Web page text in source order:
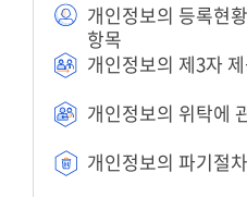
개인정보의 등록현
항목
개인정보의 제3자
개인정보의 위탁에
개인정보의 파기절